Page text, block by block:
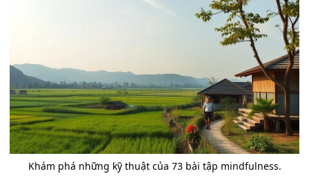
Khám phá những kỹ thuật của 73 bài tập mindfulness.